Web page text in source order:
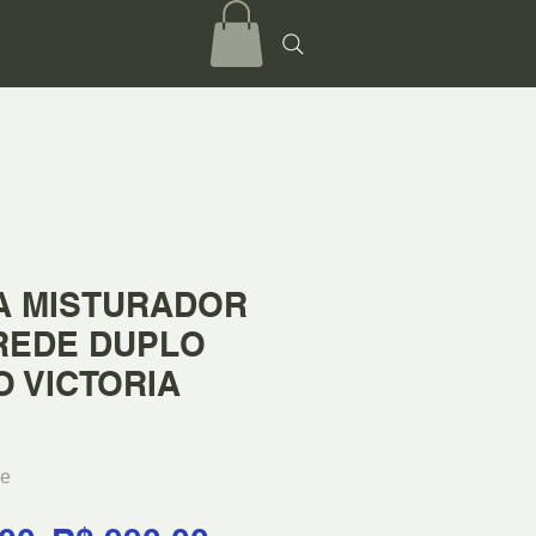
MISTURADOR
DUPLO
VICTORIA